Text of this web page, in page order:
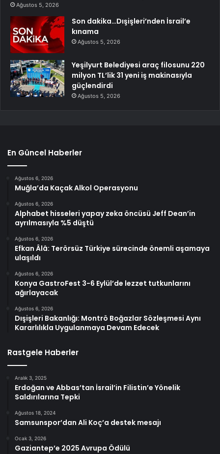
Ağustos 5, 2026
Son dakika…Dışişleri’nden İsrail’e
kınama
Ağustos 5, 2026
Yeşilyurt Belediyesi araç filosunu 220
milyon TL’lik 31 yeni iş makinasıyla
güçlendirdi
Ağustos 5, 2026
En Güncel Haberler
Ağustos 6, 2026
Muğla’da Kaçak Alkol Operasyonu
Ağustos 6, 2026
Alphabet hisseleri yapay zeka öncüsü Jeff Dean’in
ayrılmasıyla %5 düştü
Ağustos 6, 2026
Efkan Âlâ: Terörsüz Türkiye sürecinde önemli aşamaya
ulaşıldı
Ağustos 6, 2026
Konya GastroFest 3-6 Eylül’de lezzet tutkunlarını
ağırlayacak
Ağustos 6, 2026
Dışişleri Bakanlığı: Montrö Boğazlar Sözleşmesi Aynı
Kararlılıkla Uygulanmaya Devam Edecek
Rastgele Haberler
Aralık 3, 2025
Erdoğan ve Abbas’tan İsrail’in Filistin’e Yönelik
Saldırılarına Tepki
Ağustos 18, 2024
Samsunspor’dan Ali Koç’a destek mesajı
Ocak 3, 2026
Gaziantep’e 2025 Avrupa Ödülü